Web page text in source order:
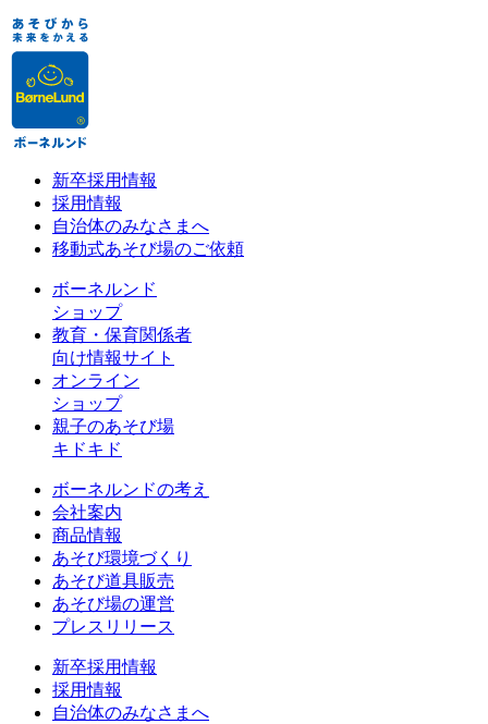
新卒採用情報
採用情報
自治体のみなさまへ
移動式あそび場のご依頼
ボーネルンド
ショップ
教育・保育関係者
向け情報サイト
オンライン
ショップ
親子のあそび場
キドキド
ボーネルンドの考え
会社案内
商品情報
あそび環境づくり
あそび道具販売
あそび場の運営
プレスリリース
新卒採用情報
採用情報
自治体のみなさまへ